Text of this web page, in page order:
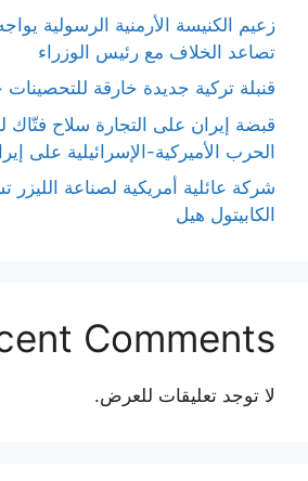
زعيم الكنيسة الأرمنية الرسولية
تصاعد الخلاف مع رئيس الوزراء
قنبلة تركية جديدة خارقة
قبضة إيران على التجارة سلاح فتّاك
الحرب الأميركية-الإسرائيلية على
شركة عائلية أمريكية لصناعة
الكابيتول هيل
Comments
لا توجد تعليقات للعرض.